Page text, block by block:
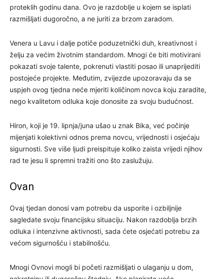
proteklih godinu dana. Ovo je razdoblje u kojem se isplati
razmišljati dugoročno, a ne juriti za brzom zaradom.
Venera u Lavu i dalje potiče poduzetnički duh, kreativnost i
želju za većim životnim standardom. Mnogi će biti motivirani
pokazati svoje talente, pokrenuti vlastiti posao ili unaprijediti
postojeće projekte. Međutim, zvijezde upozoravaju da se
uspjeh ovog tjedna neće mjeriti količinom novca koju zaradite,
nego kvalitetom odluka koje donosite za svoju budućnost.
Hiron, koji je 19. lipnja/juna ušao u znak Bika, već počinje
mijenjati kolektivni odnos prema novcu, vrijednosti i osjećaju
sigurnosti. Sve više ljudi preispituje koliko zaista vrijedi njihov
rad te jesu li spremni tražiti ono što zaslužuju.
Ovan
Ovaj tjedan donosi vam potrebu da usporite i ozbiljnije
sagledate svoju financijsku situaciju. Nakon razdoblja brzih
odluka i intenzivne aktivnosti, sada ćete osjećati potrebu za
većom sigurnošću i stabilnošću.
Mnogi Ovnovi mogli bi početi razmišljati o ulaganju u dom,